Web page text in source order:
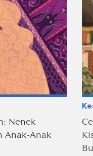
Nenek
Anak-Anak